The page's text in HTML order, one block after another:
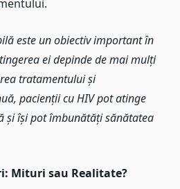
este un obiectiv important în
ei depinde de mai mulți
tratamentului și
pacienții cu HIV pot atinge
și își pot îmbunătăți sănătatea
Mituri sau Realitate?